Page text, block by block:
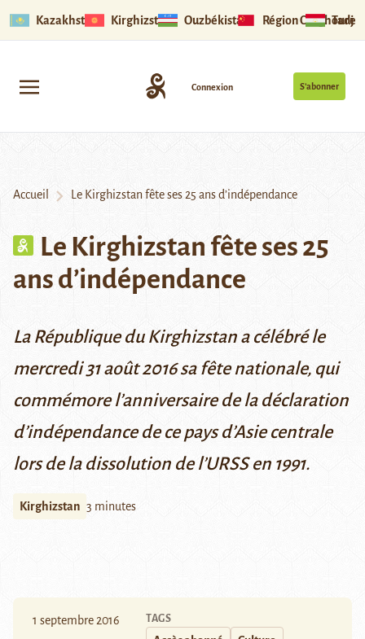
Kazakhstan Kirghizstan Ouzbékistan Région Ouïghoure
S’abonner
Connexion
Accueil Le Kirghizstan fête ses 25 ans d’indépendance
Le Kirghizstan fête ses 25
ans d’indépendance
La République du Kirghizstan a célébré le
mercredi 31 août 2016 sa fête nationale, qui
commémore l’anniversaire de la déclaration
d’indépendance de ce pays d’Asie centrale
lors de la dissolution de l’URSS en 1991.
Kirghizstan 3 minutes
1 septembre 2016 TAGS